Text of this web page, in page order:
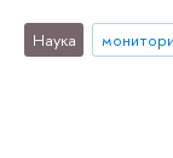
Наука